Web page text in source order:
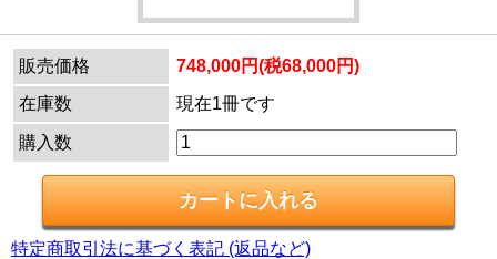
販売価格
748,000円(税68,000円)
在庫数
現在1冊です
購入数
特定商取引法に基づく表記 (返品など)